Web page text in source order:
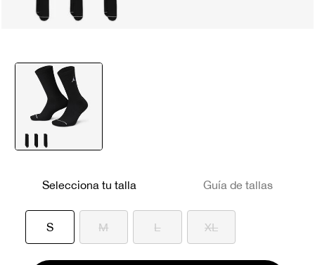
Selecciona tu talla Guía de tallas
Sseleccionado
M L XL